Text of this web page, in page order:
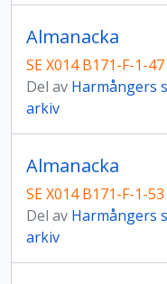
Almanacka
SE X014 B171-F-1-47
Del av Harmångers
arkiv
Almanacka
SE X014 B171-F-1-53
Del av Harmångers
arkiv